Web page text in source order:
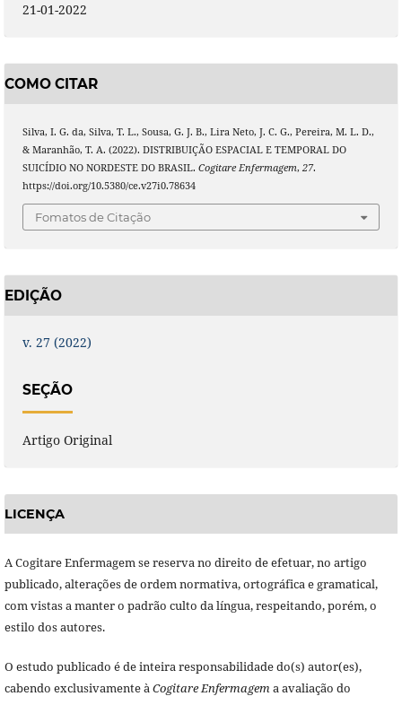
21-01-2022
COMO CITAR
Silva, I. G. da, Silva, T. L., Sousa, G. J. B., Lira Neto, J. C. G., Pereira, M. L. D.,
& Maranhão, T. A. (2022). DISTRIBUIÇÃO ESPACIAL E TEMPORAL DO
SUICÍDIO NO NORDESTE DO BRASIL. Cogitare Enfermagem, 27.
https://doi.org/10.5380/ce.v27i0.78634
Fomatos de Citação
EDIÇÃO
v. 27 (2022)
SEÇÃO
Artigo Original
LICENÇA
A Cogitare Enfermagem se reserva no direito de efetuar, no artigo
publicado, alterações de ordem normativa, ortográfica e gramatical,
com vistas a manter o padrão culto da língua, respeitando, porém, o
estilo dos autores.
O estudo publicado é de inteira responsabilidade do(s) autor(es),
cabendo exclusivamente àCogitare Enfermagema avaliação do